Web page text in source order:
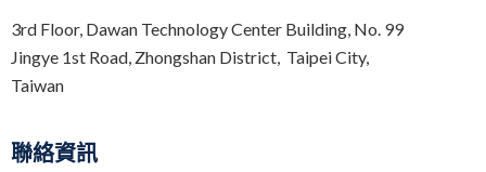
3rd Floor, Dawan Technology Center Building, No. 99
Jingye 1st Road, Zhongshan District, Taipei City,
Taiwan
聯絡資訊